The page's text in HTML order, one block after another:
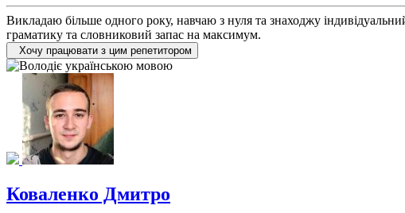
Викладаю більше одного року, навчаю з нуля та знаходжу
граматику та словниковий запас на максимум.
Хочу працювати з цим репетитором
Коваленко Дмитро